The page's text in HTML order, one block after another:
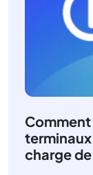
Comment
terminaux
charge